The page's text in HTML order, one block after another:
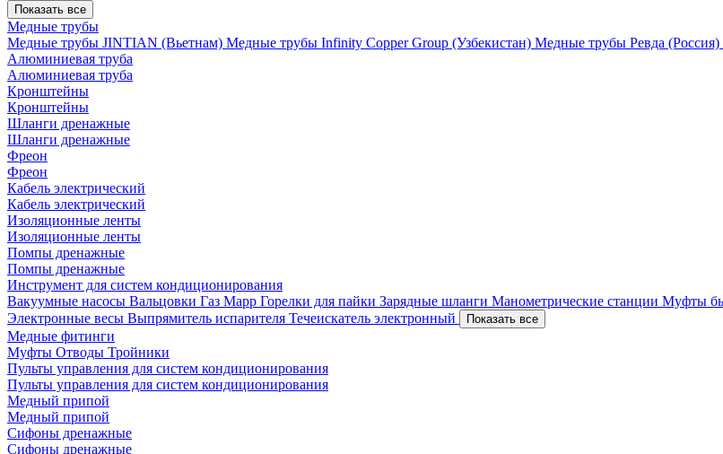
Показать все
Медные трубы
Медные трубы JINTIAN (Вьетнам) Медные трубы Infinity Copper Group (Узбекистан) Медные трубы Ревда (Россия)
Алюминиевая труба
Алюминиевая труба
Кронштейны
Кронштейны
Шланги дренажные
Шланги дренажные
Фреон
Фреон
Кабель электрический
Кабель электрический
Изоляционные ленты
Изоляционные ленты
Помпы дренажные
Помпы дренажные
Инструмент для систем кондиционирования
Вакуумные насосы Вальцовки Газ Mapp Горелки для пайки Зарядные шланги Манометрические станции Муфты
Электронные весы Выпрямитель испарителя Течеискатель электронный Показать все
Медные фитинги
Муфты Отводы Тройники
Пульты управления для систем кондиционирования
Пульты управления для систем кондиционирования
Медный припой
Медный припой
Сифоны дренажные
Сифоны дренажные